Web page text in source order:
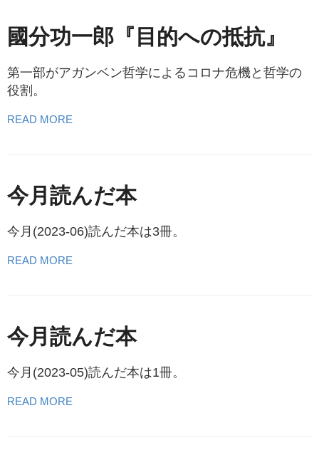
國分功一郎『目的への抵抗』
第一部がアガンベン哲学によるコロナ危機と哲学の
役割。
READ MORE
今月読んだ本
今月(2023-06)読んだ本は3冊。
READ MORE
今月読んだ本
今月(2023-05)読んだ本は1冊。
READ MORE